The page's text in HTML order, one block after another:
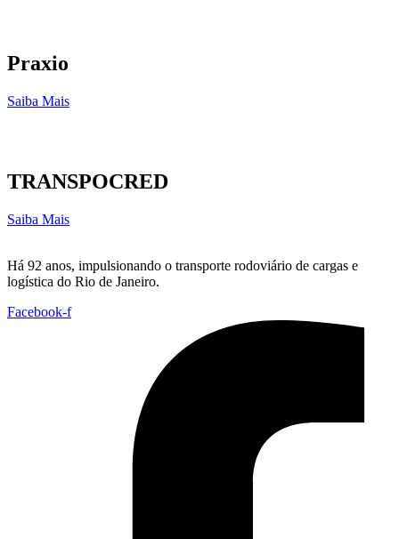
Praxio
Saiba Mais
TRANSPOCRED
Saiba Mais
Há 92 anos, impulsionando o transporte rodoviário de cargas e
logística do Rio de Janeiro.
Facebook-f